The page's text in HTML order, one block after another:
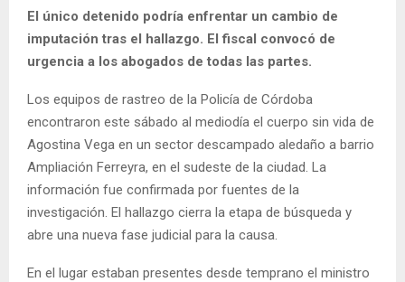
El único detenido podría enfrentar un cambio de
imputación tras el hallazgo. El fiscal convocó de
urgencia a los abogados de todas las partes.
Los equipos de rastreo de la Policía de Córdoba
encontraron este sábado al mediodía el cuerpo sin vida de
Agostina Vega en un sector descampado aledaño a barrio
Ampliación Ferreyra, en el sudeste de la ciudad. La
información fue confirmada por fuentes de la
investigación. El hallazgo cierra la etapa de búsqueda y
abre una nueva fase judicial para la causa.
En el lugar estaban presentes desde temprano el ministro